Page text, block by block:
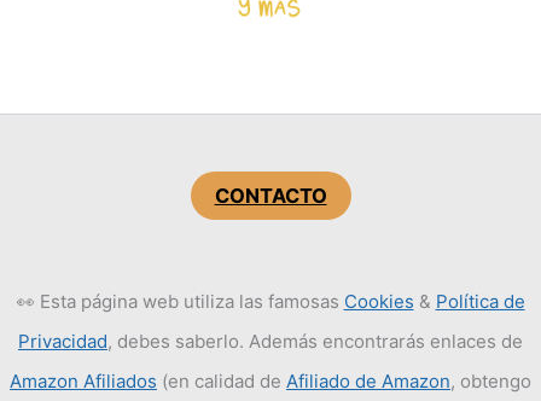
CONTACTO
👀 Esta página web utiliza las famosas Cookies & Política de
Privacidad, debes saberlo. Además encontrarás enlaces de
Amazon Afiliados (en calidad de Afiliado de Amazon, obtengo